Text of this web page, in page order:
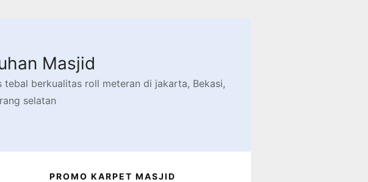
Masjid
berkualitas roll meteran di jakarta, Bekasi,
selatan
PROMO KARPET MASJID